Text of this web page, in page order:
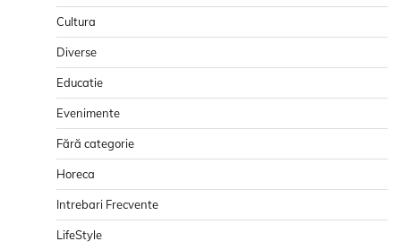
Cultura
Diverse
Educatie
Evenimente
Fără categorie
Horeca
Intrebari Frecvente
LifeStyle